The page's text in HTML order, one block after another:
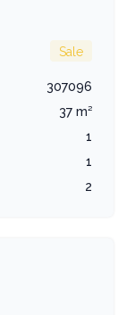
Sale
307096
37 m²
1
1
2